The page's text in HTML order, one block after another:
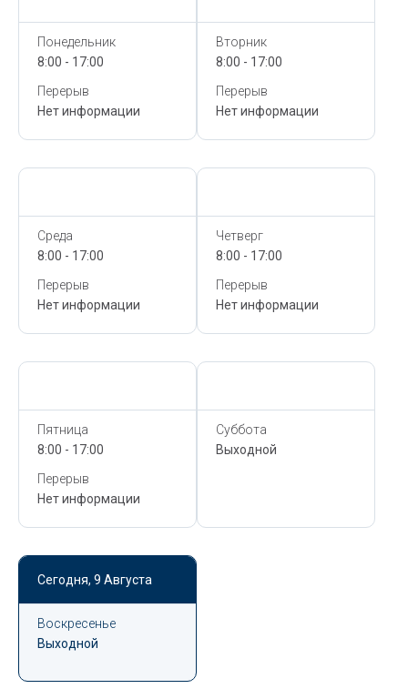
Понедельник
8:00 - 17:00
Перерыв
Нет информации
Вторник
8:00 - 17:00
Перерыв
Нет информации
Среда
8:00 - 17:00
Перерыв
Нет информации
Четверг
8:00 - 17:00
Перерыв
Нет информации
Пятница
8:00 - 17:00
Перерыв
Нет информации
Суббота
Выходной
Сегодня, 9 Августа
Воскресенье
Выходной